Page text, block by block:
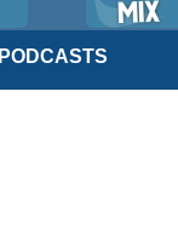
PODCASTS